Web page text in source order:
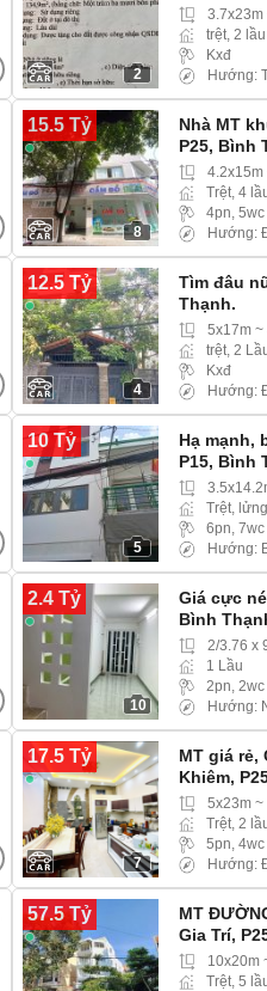
2
3.7x23m
trệt, 2 lầu
Kxđ
Hướng:
15.5 Tỷ
8
Nhà MT
P25, Bình
4.2x15m
Trệt, 4
4pn, 5wc
Hướng:
12.5 Tỷ
4
Tìm đâu
Thạnh.
5x17m ~
trệt, 2
Kxđ
Hướng:
10 Tỷ
5
Hạ mạnh,
P15, Bình
Trệt,
6pn, 7wc
Hướng:
2.4 Tỷ
10
Giá cực
Bình
2/3.76 x
1 Lầu
2pn, 2wc
Hướng:
17.5 Tỷ
7
MT giá rẻ,
Khiêm,
5x23m ~
Trệt, 2
5pn, 4wc
Hướng:
57.5 Tỷ
MT
Gia Trí,
10x20m
Trệt, 5